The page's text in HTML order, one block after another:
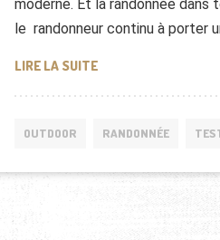
moderne. Et la randonnée dans
le randonneur continu à porter
LIRE LA SUITE[TEST] CHARIOT DE
OUTDOOR RANDONNÉE